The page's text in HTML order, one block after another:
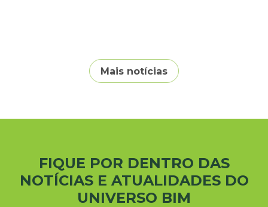
Mais notícias
FIQUE POR DENTRO DAS
NOTÍCIAS E ATUALIDADES DO
UNIVERSO BIM